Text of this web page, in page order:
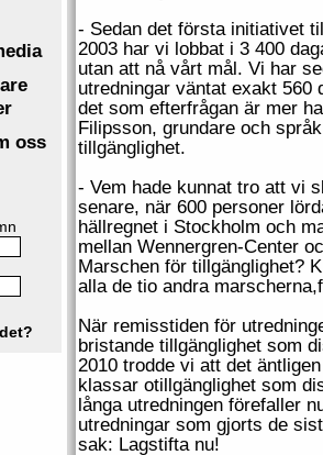
oss
- Sedan det första initiativet
2003 har vi lobbat i 3 400
utan att nå vårt mål. Vi har
utredningar väntat exakt 560
det som efterfrågan är mer
Filipsson, grundare och
tillgänglighet.
- Vem hade kunnat tro att vi
senare, när 600 personer
hällregnet i Stockholm och
mellan Wennergren-Center
Marschen för tillgänglighet?
alla de tio andra
När remisstiden för
bristande tillgänglighet som
2010 trodde vi att det
klassar otillgänglighet som
långa utredningen förefaller
utredningar som gjorts de
sak: Lagstifta nu!